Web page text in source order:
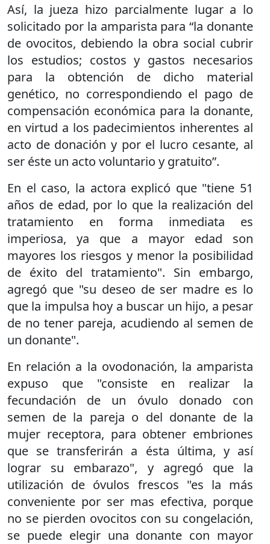
Así, la jueza hizo parcialmente lugar a lo
solicitado por la amparista para “la donante
de ovocitos, debiendo la obra social cubrir
los estudios; costos y gastos necesarios
para la obtención de dicho material
genético, no correspondiendo el pago de
compensación económica para la donante,
en virtud a los padecimientos inherentes al
acto de donación y por el lucro cesante, al
ser éste un acto voluntario y gratuito”.
En el caso, la actora explicó que "tiene 51
años de edad, por lo que la realización del
tratamiento en forma inmediata es
imperiosa, ya que a mayor edad son
mayores los riesgos y menor la posibilidad
de éxito del tratamiento". Sin embargo,
agregó que "su deseo de ser madre es lo
que la impulsa hoy a buscar un hijo, a pesar
de no tener pareja, acudiendo al semen de
un donante".
En relación a la ovodonación, la amparista
expuso que "consiste en realizar la
fecundación de un óvulo donado con
semen de la pareja o del donante de la
mujer receptora, para obtener embriones
que se transferirán a ésta última, y así
lograr su embarazo", y agregó que la
utilización de óvulos frescos "es la más
conveniente por ser mas efectiva, porque
no se pierden ovocitos con su congelación,
se puede elegir una donante con mayor